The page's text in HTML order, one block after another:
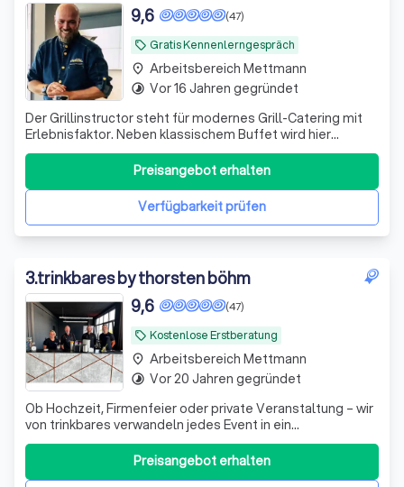
local_offer Gratis Kennenlerngespräch
(47)
9,6
Der Grillinstructor steht für modernes Grill-Catering mit
Erlebnisfaktor. Neben klassischem Buffet wird hier
hochwertiges Streetfood und kreative Grillgerichte direkt
vor den Gästen zubereitet
Verfügbarkeit prüfen
Preisangebot erhalten
place Arbeitsbereich Mettmann
timelapse Vor 16 Jahren gegründet
3.trinkbares by thorsten böhm
local_offer Kostenlose Erstberatung
(47)
9,6
Ob Hochzeit, Firmenfeier oder private Veranstaltung – wir
von trinkbares verwandeln jedes Event in ein
unvergessliches Erlebnis. Mit unseren mobilen
Cocktailbars und erstklassigen Barkeepern bringen wir
nicht nur Drinks, sondern auch eine Atmosphäre voller
Preisangebot erhalten
place Arbeitsbereich Mettmann
timelapse Vor 20 Jahren gegründet